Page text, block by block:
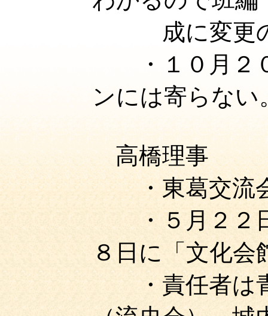
成に変更の
・１０月２０
ンには寄らない
高橋理事
・東葛交流会
・５月２２日
８日に「文化会
・責任者は青